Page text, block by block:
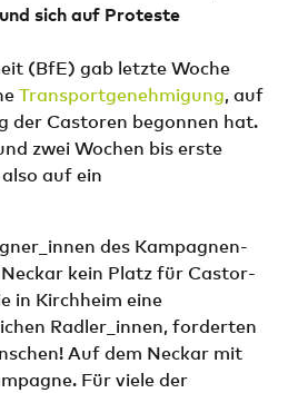
sich auf Proteste
(BfE) gab letzte Woche
Transportgenehmigung, auf
der Castoren begonnen hat.
zwei Wochen bis erste
auf ein
des Kampagnen-
kein Platz für Castor-
in Kirchheim eine
Radler_innen, forderten
Auf dem Neckar mit
Für viele der